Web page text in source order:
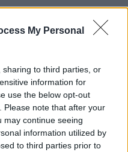
My Personal
to third parties, or
information for
use the below opt-out
Please note that after your
may continue seeing
information utilized by
to third parties prior to